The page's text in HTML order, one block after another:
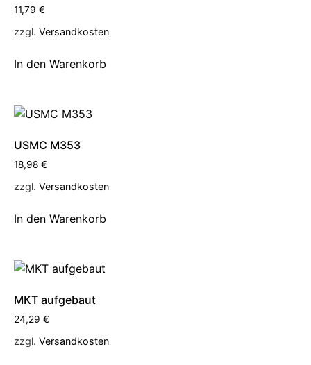
11,79 €
zzgl. Versandkosten
In den Warenkorb
USMC M353
18,98 €
zzgl. Versandkosten
In den Warenkorb
MKT aufgebaut
24,29 €
zzgl. Versandkosten